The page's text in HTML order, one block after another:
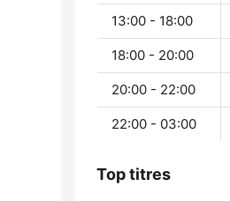
13:00 - 18:00
18:00 - 20:00
20:00 - 22:00
22:00 - 03:00
Top titres